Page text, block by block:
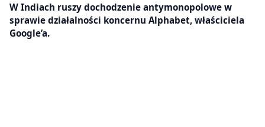
W Indiach ruszy dochodzenie antymonopolowe w
sprawie działalności koncernu Alphabet, właściciela
Google’a.